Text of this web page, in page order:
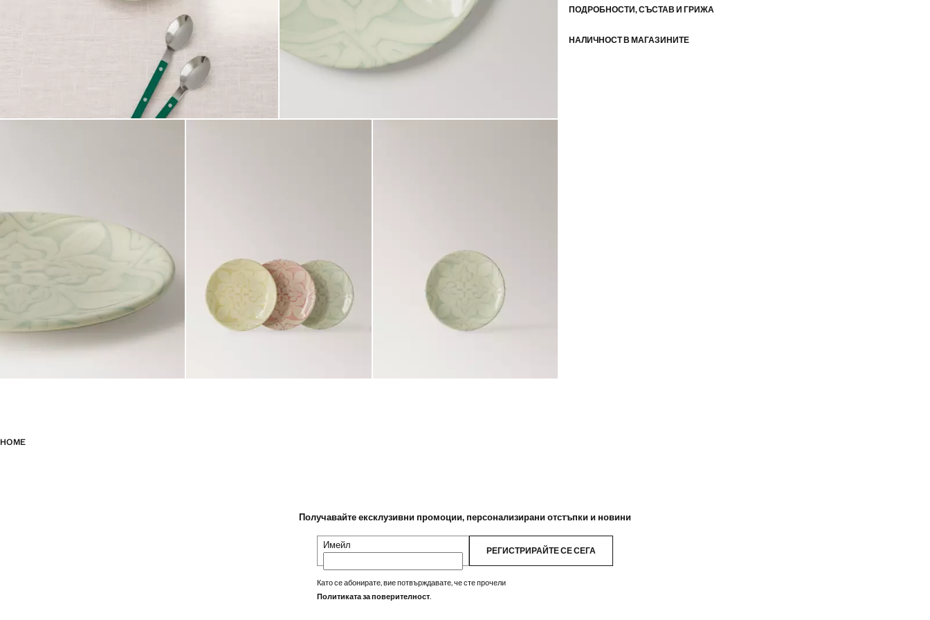
ПОДРОБНОСТИ, СЪСТАВ И ГРИЖА
НАЛИЧНОСТ В МАГАЗИНИТЕ
HOME
Получавайте ексклузивни промоции, персонализирани отстъпки и новини
Имейл РЕГИСТРИРАЙТЕ СЕ СЕГА
Като се абонирате, вие потвърждавате, че сте прочели
Политиката за поверителност.